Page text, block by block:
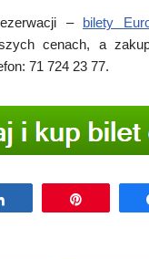
– bilety
cenach, a
71 724 23 77.
Udostępnij